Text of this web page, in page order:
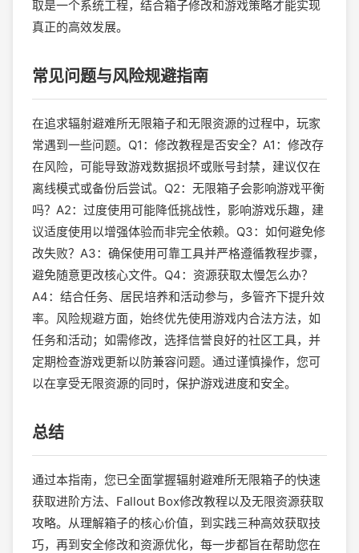
取是一个系统工程，结合箱子修改和游戏策略才能实现
真正的高效发展。
常见问题与风险规避指南
在追求辐射避难所无限箱子和无限资源的过程中，玩家
常遇到一些问题。Q1：修改教程是否安全？A1：修改存
在风险，可能导致游戏数据损坏或账号封禁，建议仅在
离线模式或备份后尝试。Q2：无限箱子会影响游戏平衡
吗？A2：过度使用可能降低挑战性，影响游戏乐趣，建
议适度使用以增强体验而非完全依赖。Q3：如何避免修
改失败？A3：确保使用可靠工具并严格遵循教程步骤，
避免随意更改核心文件。Q4：资源获取太慢怎么办？
A4：结合任务、居民培养和活动参与，多管齐下提升效
率。风险规避方面，始终优先使用游戏内合法方法，如
任务和活动；如需修改，选择信誉良好的社区工具，并
定期检查游戏更新以防兼容问题。通过谨慎操作，您可
以在享受无限资源的同时，保护游戏进度和安全。
总结
通过本指南，您已全面掌握辐射避难所无限箱子的快速
获取进阶方法、Fallout Box修改教程以及无限资源获取
攻略。从理解箱子的核心价值，到实践三种高效获取技
巧，再到安全修改和资源优化，每一步都旨在帮助您在